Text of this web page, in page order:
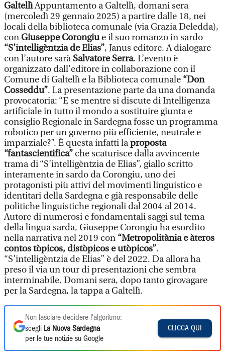
GaltellìAppuntamento a Galtellì, domani sera
(mercoledì 29 gennaio 2025) a partire dalle 18, nei
locali della biblioteca comunale (via Grazia Deledda),
conGiuseppe Corongiue il suo romanzo in sardo
“S’intelligèntzia de Elias”, Janus editore. A dialogare
con l’autore saràSalvatore Serra. L’evento è
organizzato dall’editore in collaborazione con il
Comune di Galtellì e la Biblioteca comunale “Don
Cosseddu”. La presentazione parte da una domanda
provocatoria: “E se mentre si discute di Intelligenza
artificiale in tutto il mondo a sostituire giunta e
consiglio Regionale in Sardegna fosse un programma
robotico per un governo più efficiente, neutrale e
imparziale?”. È questa infatti laproposta
“fantascientifica” che scaturisce dalla avvincente
trama di “S’intelligèntzia de Elias”, giallo scritto
interamente in sardo da Corongiu, uno dei
protagonisti più attivi del movimenti linguistico e
identitari della Sardegna e già responsabile delle
politiche linguistiche regionali dal 2004 al 2014.
Autore di numerosi e fondamentali saggi sul tema
della lingua sarda, Giuseppe Corongiu ha esordito
nella narrativa nel 2019 con “Metropolitània e àteros
contos tòpicos, distòpicos e utòpicos”.
“S’intelligèntzia de Elias” è del 2022. Da allora ha
preso il via un tour di presentazioni che sembra
interminabile. Domani sera, dopo tanto girovagare
per la Sardegna, la tappa a Galtellì.
Non lasciare decidere l'algoritmo:
scegli La Nuova Sardegna
per le tue notizie su Google
CLICCA QUI